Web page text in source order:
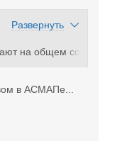
Развернуть
на общем со
в АСМАПе...